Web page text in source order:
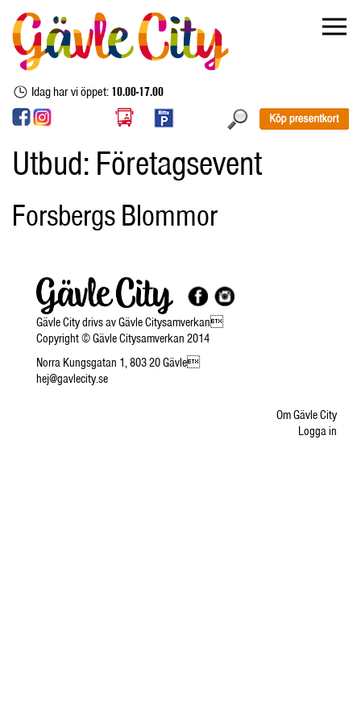
Idag har vi öppet:10.00-17.00
Utbud: Företagsevent
Forsbergs Blommor
Gävle City drivs av Gävle Citysamverkan
Copyright © Gävle Citysamverkan 2014
Norra Kungsgatan 1, 803 20 Gävle
hej@gavlecity.se
Om Gävle City
Logga in